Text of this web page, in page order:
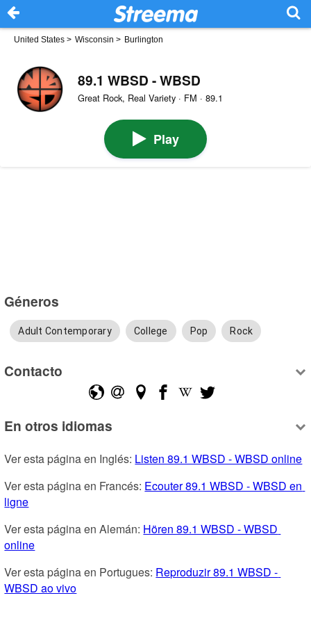
United States > Wisconsin > Burlington
89.1 WBSD - WBSD
Great Rock, Real Variety · FM · 89.1
Play
Géneros
Adult Contemporary College Pop Rock
Contacto
En otros idiomas
Ver esta página en Inglés: Listen 89.1 WBSD - WBSD online
Ver esta página en Francés: Ecouter 89.1 WBSD - WBSD en
ligne
Ver esta página en Alemán: Hören 89.1 WBSD - WBSD
online
Ver esta página en Portugues: Reproduzir 89.1 WBSD -
WBSD ao vivo